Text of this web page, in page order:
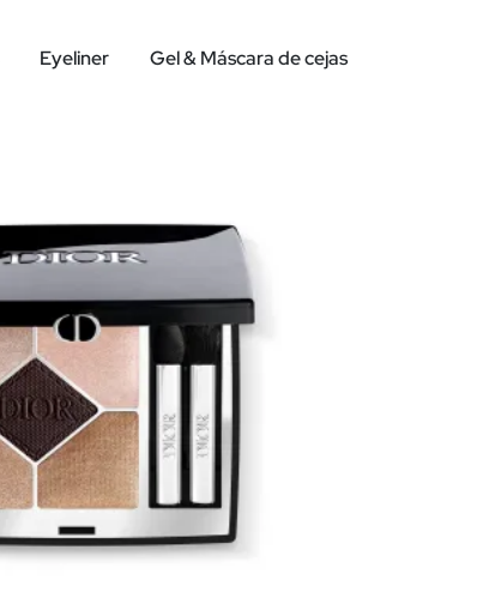
Eyeliner Gel & Máscara de cejas